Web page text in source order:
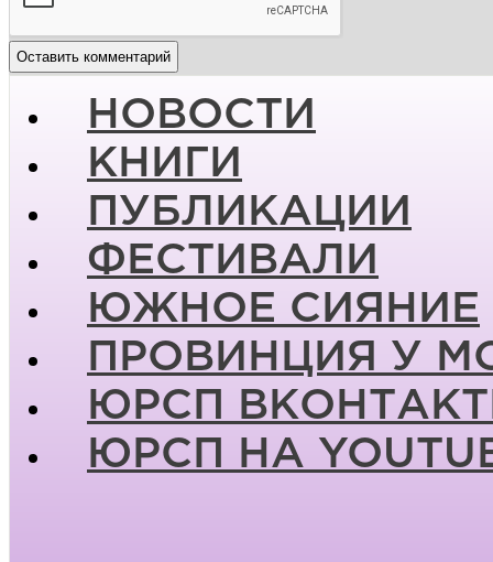
НОВОСТИ
КНИГИ
ПУБЛИКАЦИИ
ФЕСТИВАЛИ
ЮЖНОЕ СИЯНИЕ
ПРОВИНЦИЯ У
ЮРСП
ЮРСП НА